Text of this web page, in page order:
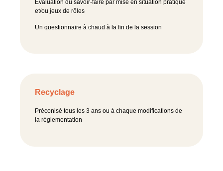
Évaluation du savoir-faire par mise en situation pratique
et/ou jeux de rôles
Un questionnaire à chaud à la fin de la session
Recyclage
Préconisé tous les 3 ans ou à chaque modifications de
la réglementation